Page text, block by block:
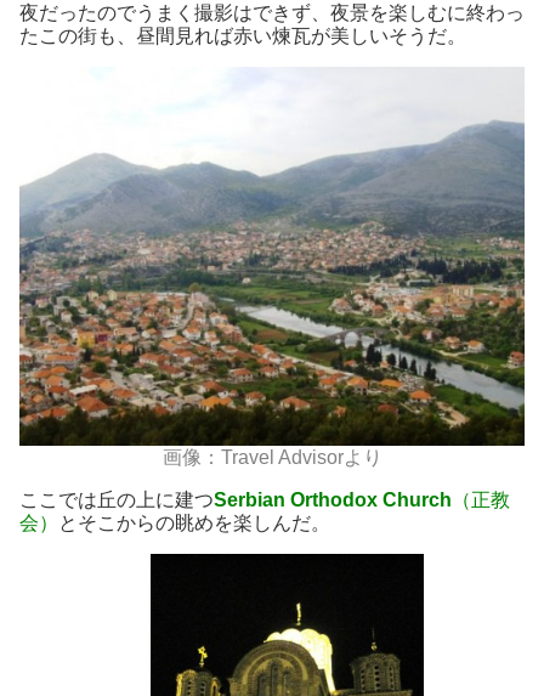
夜だったのでうまく撮影はできず、夜景を楽しむに終わっ
たこの街も、昼間見れば赤い煉瓦が美しいそうだ。
画像：Travel Advisorより
ここでは丘の上に建つSerbian Orthodox Church （正教
会）
とそこからの眺めを楽しんだ。